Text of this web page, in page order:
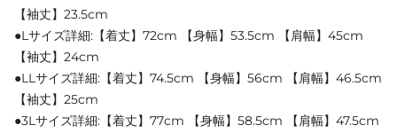
【袖丈】23.5cm
●Lサイズ詳細:【着丈】72cm 【身幅】53.5cm 【肩幅】45cm
【袖丈】24cm
●LLサイズ詳細:【着丈】74.5cm 【身幅】56cm 【肩幅】46.5cm
【袖丈】25cm
●3Lサイズ詳細:【着丈】77cm 【身幅】58.5cm 【肩幅】47.5cm